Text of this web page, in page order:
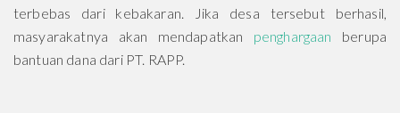
terbebas dari kebakaran. Jika desa tersebut berhasil,
masyarakatnya akan mendapatkan penghargaan berupa
bantuan dana dari PT. RAPP.